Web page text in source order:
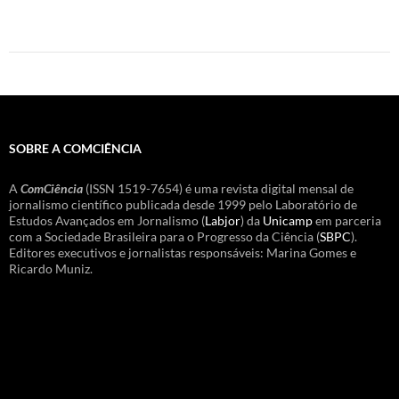
SOBRE A COMCIÊNCIA
A ComCiência (ISSN 1519-7654) é uma revista digital mensal de
jornalismo científico publicada desde 1999 pelo Laboratório de
Estudos Avançados em Jornalismo (Labjor) da Unicampem parceria
com a Sociedade Brasileira para o Progresso da Ciência (SBPC).
Editores executivos e jornalistas responsáveis: Marina Gomes e
Ricardo Muniz.